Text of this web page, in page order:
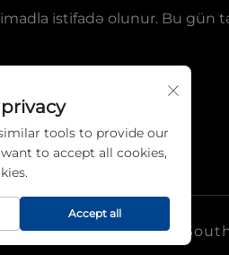
istifadə olunur. Bu gün
© 2026 Guangdong
tools to provide our
to accept all cookies,
Accept all